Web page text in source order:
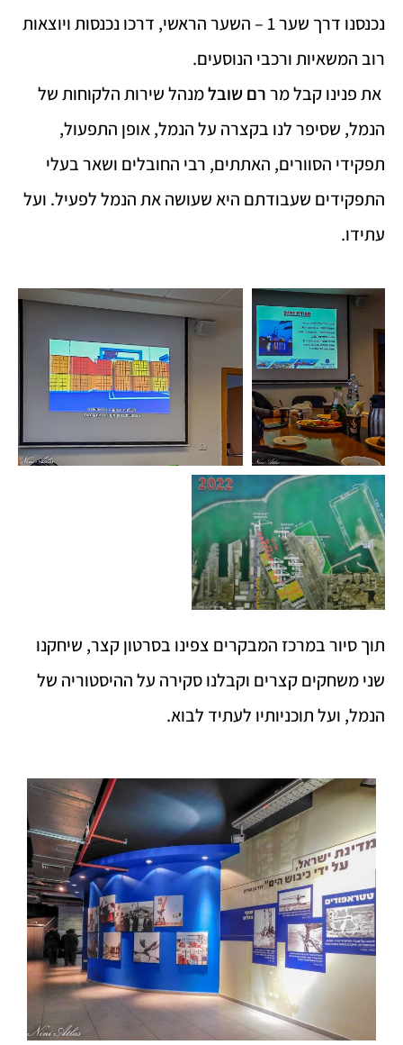
נכנסנו דרך שער 1 – השער הראשי, דרכו נכנסות ויוצאות
רוב המשאיות ורכבי הנוסעים.
את פנינו קבל מררם שובלמנהל שירות הלקוחות של
הנמל, שסיפר לנו בקצרה על הנמל, אופן התפעול,
תפקידי הסוורים, האתתים, רבי החובלים ושאר בעלי
התפקידים שעבודתם היא שעושה את הנמל לפעיל. ועל
עתידו.
תוך סיור במרכז המבקרים צפינו בסרטון קצר, שיחקנו
שני משחקים קצרים וקבלנו סקירה על ההיסטוריה של
הנמל, ועל תוכניותיו לעתיד לבוא.